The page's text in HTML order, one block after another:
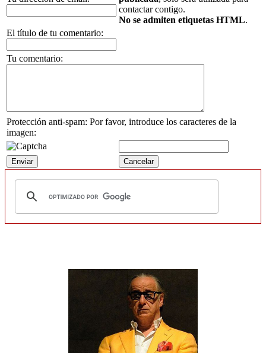
contactar contigo.
No se admiten etiquetas HTML.
El título de tu comentario:
Tu comentario:
Protección anti-spam: Por favor, introduce los caracteres de la
imagen: